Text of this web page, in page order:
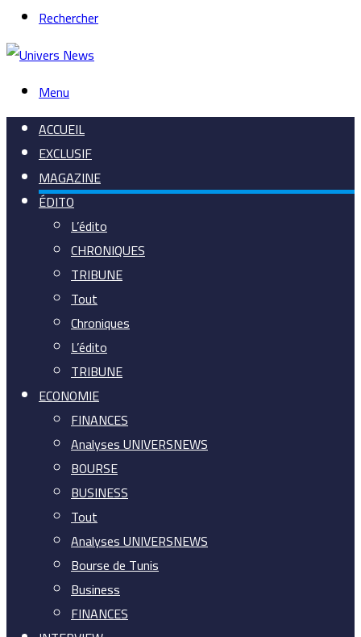
Rechercher
Menu
ACCUEIL
EXCLUSIF
MAGAZINE
ÉDITO
L’édito
CHRONIQUES
TRIBUNE
Tout
Chroniques
L’édito
TRIBUNE
ECONOMIE
FINANCES
Analyses UNIVERSNEWS
BOURSE
BUSINESS
Tout
Analyses UNIVERSNEWS
Bourse de Tunis
Business
FINANCES